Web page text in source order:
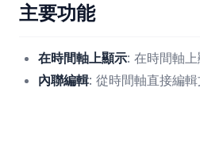
主要功能
在時間軸上顯示: 在時間軸
內聯編輯: 從時間軸直接編